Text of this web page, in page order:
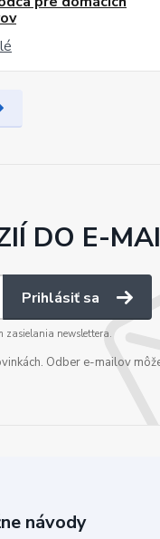
DO E-
Prihlásiť sa
zasielania newslettera.
Odber e-mailov
návody